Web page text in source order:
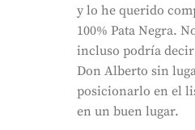
y lo he querido
100% Pata Negra.
incluso podría decir
Don Alberto sin
posicionarlo en el
en un buen lugar.